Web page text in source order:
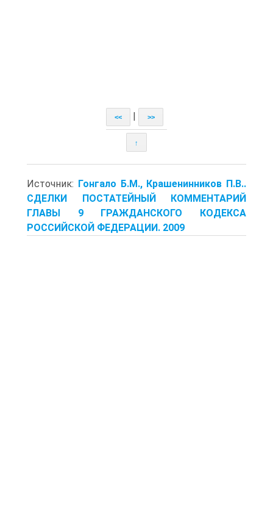
<< >>
↑
Источник: Гонгало Б.М., Крашенинников П.В..
СДЕЛКИ ПОСТАТЕЙНЫЙ КОММЕНТАРИЙ
ГЛАВЫ 9 ГРАЖДАНСКОГО КОДЕКСА
РОССИЙСКОЙ ФЕДЕРАЦИИ. 2009